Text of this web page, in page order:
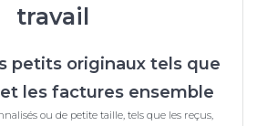
travail
petits originaux tels que
les factures ensemble
ou de petite taille, tels que les reçus,